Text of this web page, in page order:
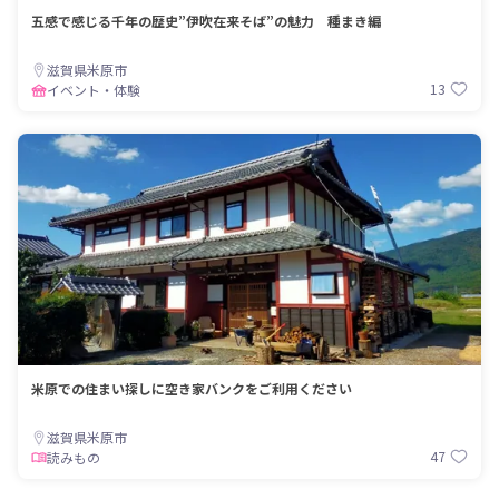
五感で感じる千年の歴史”伊吹在来そば”の魅力 種まき編
滋賀県米原市
イベント・体験
13
米原での住まい探しに空き家バンクをご利用ください
滋賀県米原市
読みもの
47